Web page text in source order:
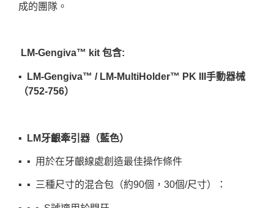
成的團隊。
LM-Gengiva™ kit 包含:
▪︎ LM-Gengiva™ / LM-MultiHolder™ PK III手動器械
（752-756）
▪︎ LM牙齦牽引器（藍色）
▪︎ ▪︎ 用於在牙齦線處創造最佳操作條件
▪︎ ▪︎ 三種尺寸的混合包（約90個，30個/尺寸）：